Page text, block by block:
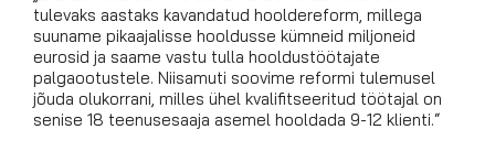
tulevaks aastaks kavandatud hooldereform, millega
suuname pikaajalisse hooldusse kümneid miljoneid
eurosid ja saame vastu tulla hooldustöötajate
palgaootustele. Niisamuti soovime reformi tulemusel
jõuda olukorrani, milles ühel kvalifitseeritud töötajal on
senise 18 teenusesaaja asemel hooldada 9-12 klienti.“